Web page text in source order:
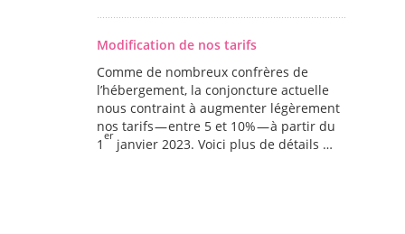
Modification de nos tarifs
Comme de nombreux confrères de
l’hébergement, la conjoncture actuelle
nous contraint à augmenter légèrement
nos tarifs — entre 5 et 10% — à partir du
1
er
janvier 2023. Voici plus de détails …